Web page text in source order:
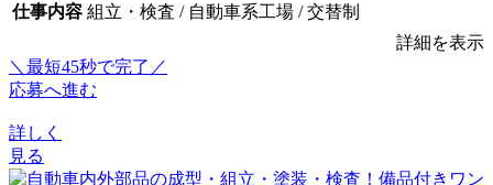
仕事内容 組立・検査 / 自動車系工場 / 交替制
詳細を表示
＼最短45秒で完了／
応募へ進む
詳しく
見る